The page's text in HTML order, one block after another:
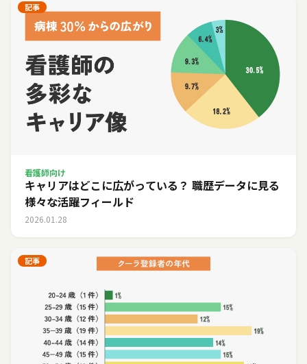
記事
看護師向け
キャリアはどこに広がっている？ 職歴データに見る
様々な活躍フィールド
2026.01.28
記事